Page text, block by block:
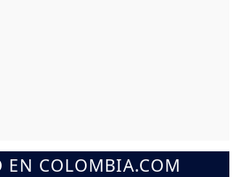
EN COLOMBIA.COM